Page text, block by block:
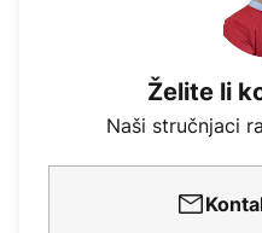
Želite li
Naši stručnjaci